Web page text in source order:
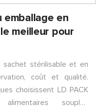
emballage en
meilleur pour
sachet stérilisable et en
coût et qualité.
choisissent LD PACK
souples